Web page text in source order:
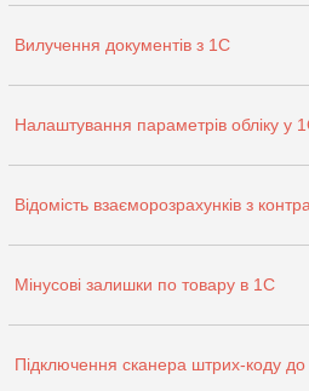
Вилучення документів з 1С
Налаштування параметрів обліку у
Відомість взаєморозрахунків з
Мінусові залишки по товару в 1С
Підключення сканера штрих-коду